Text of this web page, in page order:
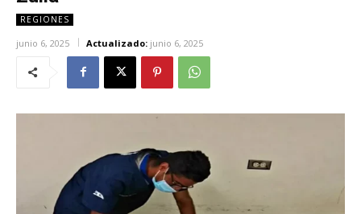
REGIONES
junio 6, 2025 Actualizado: junio 6, 2025